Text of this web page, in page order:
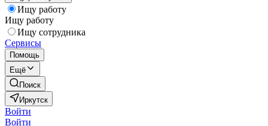
Ищу работу
Ищу работу
Ищу сотрудника
Сервисы
Помощь
Ещё
Поиск
Иркутск
Войти
Войти